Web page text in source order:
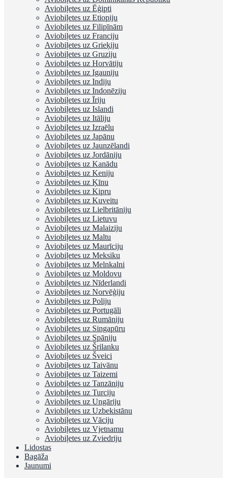
Aviobiļetes uz Ēģipti
Aviobiļetes uz Etiopiju
Aviobiļetes uz Filipīnām
Aviobiļetes uz Franciju
Aviobiļetes uz Grieķiju
Aviobiļetes uz Gruziju
Aviobiļetes uz Horvātiju
Aviobiļetes uz Igauniju
Aviobiļetes uz Indiju
Aviobiļetes uz Indonēziju
Aviobiļetes uz Īriju
Aviobiļetes uz Islandi
Aviobiļetes uz Itāliju
Aviobiļetes uz Izraēlu
Aviobiļetes uz Japānu
Aviobiļetes uz Jaunzēlandi
Aviobiļetes uz Jordāniju
Aviobiļetes uz Kanādu
Aviobiļetes uz Keniju
Aviobiļetes uz Ķīnu
Aviobiļetes uz Kipru
Aviobiļetes uz Kuveitu
Aviobiļetes uz Lielbritāniju
Aviobiļetes uz Lietuvu
Aviobiļetes uz Malaiziju
Aviobiļetes uz Maltu
Aviobiļetes uz Maurīciju
Aviobiļetes uz Meksiku
Aviobiļetes uz Melnkalni
Aviobiļetes uz Moldovu
Aviobiļetes uz Nīderlandi
Aviobiļetes uz Norvēģiju
Aviobiļetes uz Poliju
Aviobiļetes uz Portugāli
Aviobiļetes uz Rumāniju
Aviobiļetes uz Singapūru
Aviobiļetes uz Spāniju
Aviobiļetes uz Šrilanku
Aviobiļetes uz Šveici
Aviobiļetes uz Taivānu
Aviobiļetes uz Taizemi
Aviobiļetes uz Tanzāniju
Aviobiļetes uz Turciju
Aviobiļetes uz Ungāriju
Aviobiļetes uz Uzbekistānu
Aviobiļetes uz Vāciju
Aviobiļetes uz Vjetnamu
Aviobiļetes uz Zviedriju
Lidostas
Bagāža
Jaunumi